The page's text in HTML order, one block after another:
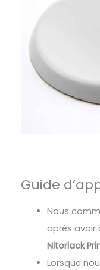
Guide
Nous
après avoir
Nitorlack
Lorsque